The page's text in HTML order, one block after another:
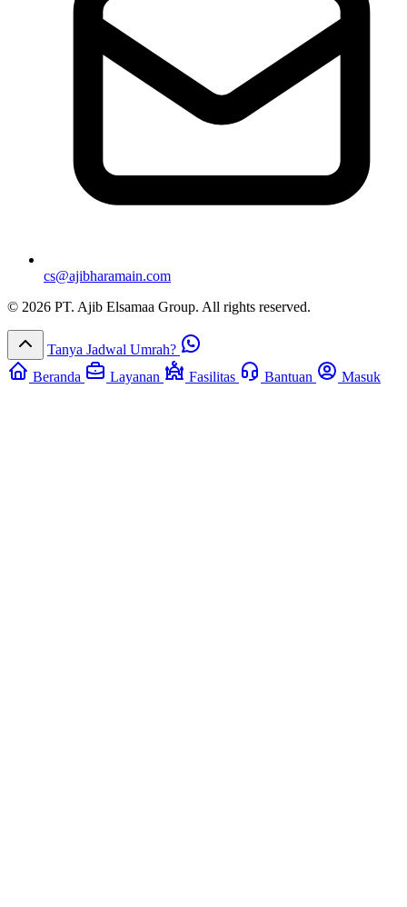
cs@ajibharamain.com
© 2026 PT. Ajib Elsamaa Group. All rights reserved.
Tanya Jadwal Umrah?
Beranda
Layanan Fasilitas Bantuan Masuk